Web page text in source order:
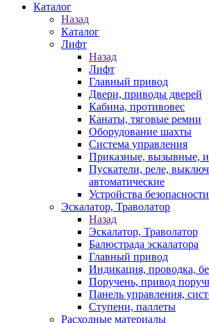
Каталог
Назад
Каталог
Лифт
Назад
Лифт
Главный привод
Двери, приводы дверей
Кабина, противовес
Канаты, тяговые ремни
Оборудование шахты
Система управления
Приказные, вызывные,
Пускатели, реле,
автоматические
Устройства безопасности
Эскалатор, Траволатор
Назад
Эскалатор, Траволатор
Балюстрада эскалатора
Главный привод
Индикация, проводка,
Поручень, привод
Панель управления,
Ступени, паллеты
Расходные материалы